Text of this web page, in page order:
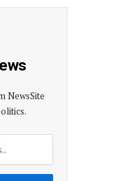
NewsSite